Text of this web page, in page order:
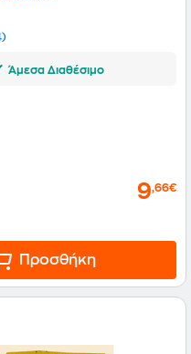
Άμεσα Διαθέσιμο
9,66€
Προσθήκη